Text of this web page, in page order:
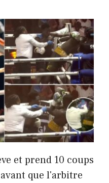
et prend 10 coups
que l'arbitre